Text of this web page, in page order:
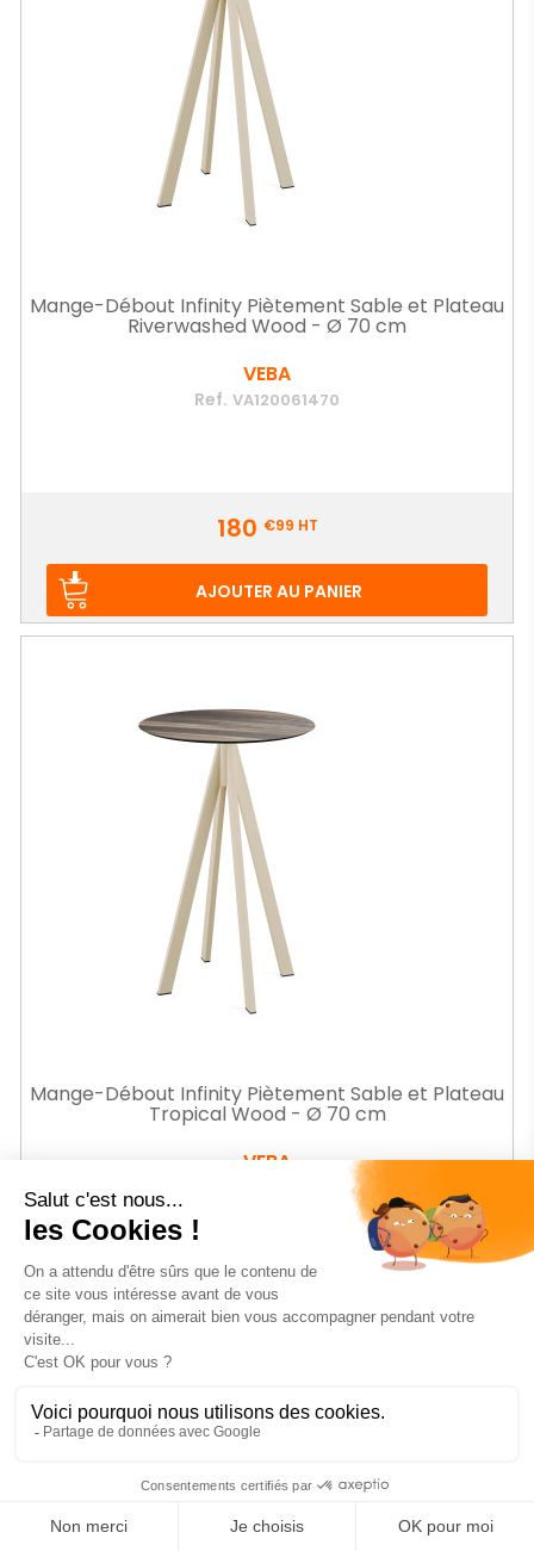
Mange-Débout Infinity Piètement Sable et Plateau
Riverwashed Wood - Ø 70 cm
VEBA
Ref. VA120061470
180 €99 HT
AJOUTER AU PANIER
Mange-Débout Infinity Piètement Sable et Plateau
Tropical Wood - Ø 70 cm
VEBA
Prix 180€99HT